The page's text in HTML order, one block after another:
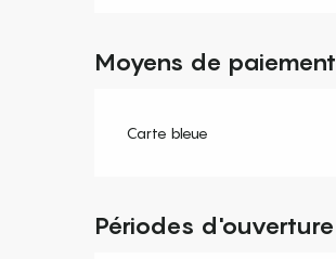
Moyens de paiement
Carte bleue
Périodes d'ouverture